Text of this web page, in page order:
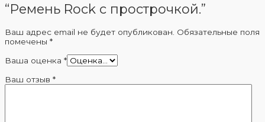
“Ремень Rock с прострочкой.”
Ваш адрес email не будет опубликован. Обязательные поля
помечены *
Ваша оценка *
Ваш отзыв *